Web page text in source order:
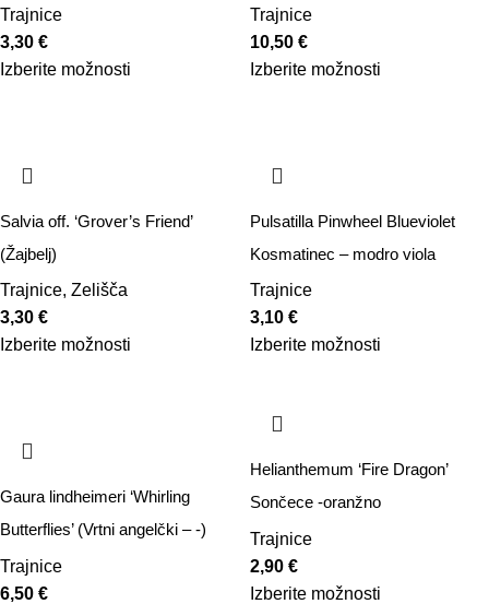
Trajnice
3,30 €
Izberite možnosti
Trajnice
10,50 €
Izberite možnosti
Salvia off. ‘Grover’s Friend’
(Žajbelj)
Trajnice, Zelišča
3,30 €
Izberite možnosti
Pulsatilla Pinwheel Blueviolet
Kosmatinec – modro viola
Trajnice
3,10 €
Izberite možnosti
Gaura lindheimeri ‘Whirling
Butterflies’ (Vrtni angelčki – -)
Trajnice
6,50 €
Helianthemum ‘Fire Dragon’
Sončece -oranžno
Trajnice
2,90 €
Izberite možnosti